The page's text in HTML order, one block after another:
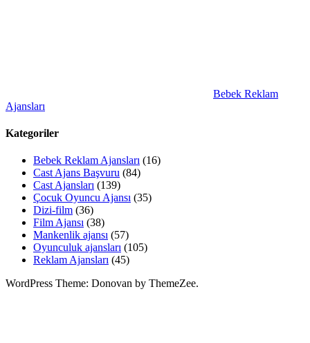
Bebek Reklam
Ajansları
Kategoriler
Bebek Reklam Ajansları (16)
Cast Ajans Başvuru (84)
Cast Ajansları (139)
Çocuk Oyuncu Ajansı (35)
Dizi-film (36)
Film Ajansı (38)
Mankenlik ajansı (57)
Oyunculuk ajansları (105)
Reklam Ajansları (45)
WordPress Theme: Donovan by ThemeZee.